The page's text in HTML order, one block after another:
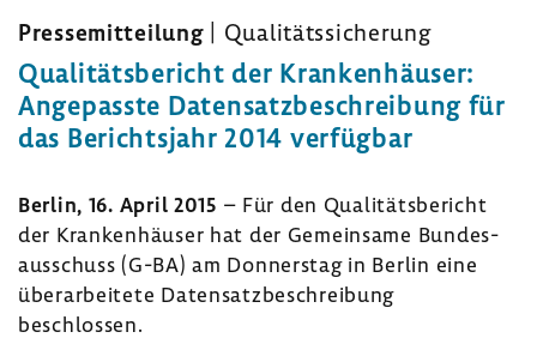
hier:
Pres­se­mit­tei­lung | Quali­täts­si­che­rung
Quali­täts­be­richt der Kran­ken­häuser:
Ange­passte Daten­satz­be­schrei­bung für
das Berichts­jahr 2014 verfügbar
Berlin, 16. April 2015 – Für den Quali­täts­be­richt
der Kran­ken­häuser hat der Gemein­same Bundes­
aus­schuss (G-BA) am Donnerstag in Berlin eine
über­ar­bei­tete Daten­satz­be­schrei­bung
beschlossen.